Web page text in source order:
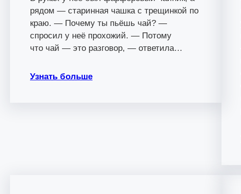
рядом — старинная чашка с трещинкой по
краю. — Почему ты пьёшь чай? —
спросил у неё прохожий. — Потому
что чай — это разговор, — ответила…
Узнать больше